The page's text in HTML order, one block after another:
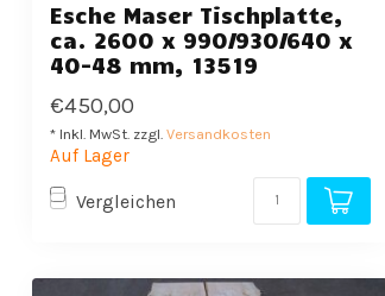
Esche Maser Tischplatte,
ca. 2600 x 990/930/640 x
40-48 mm, 13519
€450,00
* Inkl. MwSt. zzgl. Versandkosten
Auf Lager
Vergleichen